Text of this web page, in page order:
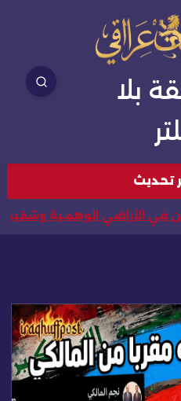
بلا
تحديث
بين حقبة اقترضت للإعمار